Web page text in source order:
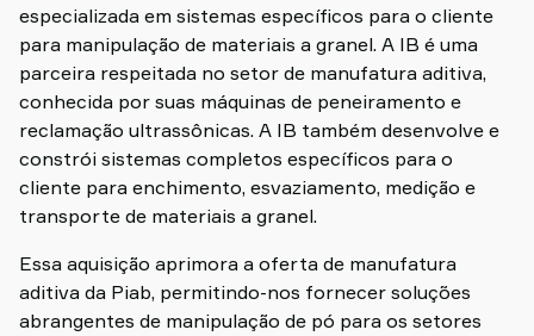
especializada em sistemas específicos para o cliente
para manipulação de materiais a granel. A IB é uma
parceira respeitada no setor de manufatura aditiva,
conhecida por suas máquinas de peneiramento e
reclamação ultrassônicas. A IB também desenvolve e
constrói sistemas completos específicos para o
cliente para enchimento, esvaziamento, medição e
transporte de materiais a granel.
Essa aquisição aprimora a oferta de manufatura
aditiva da Piab, permitindo-nos fornecer soluções
abrangentes de manipulação de pó para os setores